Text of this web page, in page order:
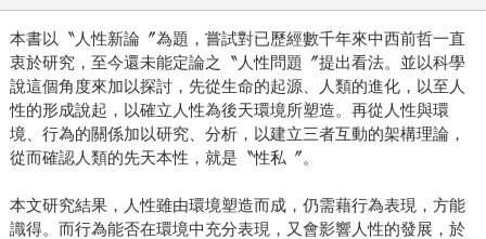
本書以〝人性新論〞為題，嘗試對已歷經數千年來中西前哲一直
衷於研究，至今還未能定論之〝人性問題〞提出看法。並以科學
說這個角度來加以探討，先從生命的起源、人類的進化，以至人
性的形成說起，以確立人性為後天環境所塑造。再從人性與環
境、行為的關係加以研究、分析，以建立三者互動的架構理論，
從而確認人類的先天本性，就是〝性私〞。
本文研究結果，人性雖由環境塑造而成，仍需藉行為表現，方能
識得。而行為能否在環境中充分表現，又會影響人性的發展，於